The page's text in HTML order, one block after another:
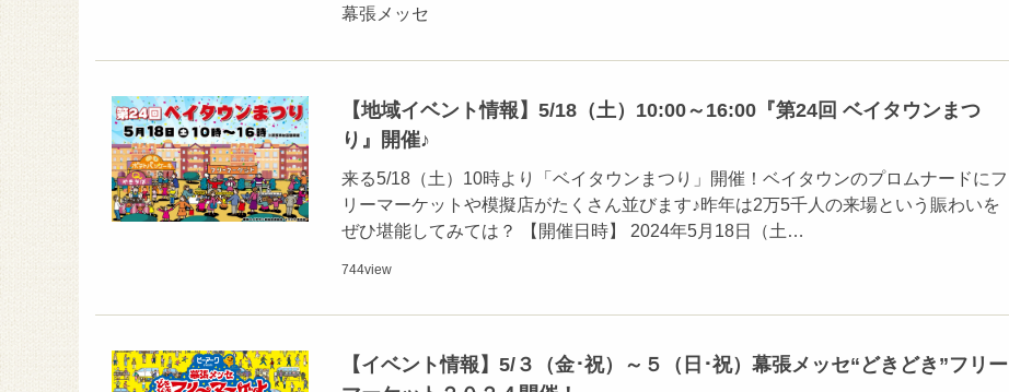
幕張メッセ
【地域イベント情報】5/18（土）10:00～16:00『第24回 ベイタウンまつ
り』開催♪
来る5/18（土）10時より「ベイタウンまつり」開催！ベイタウンのプロムナードにフ
リーマーケットや模擬店がたくさん並びます♪昨年は2万5千人の来場という賑わいを
ぜひ堪能してみては？ 【開催日時】 2024年5月18日（土…
744view
【イベント情報】5/３（金･祝）～５（日･祝）幕張メッセ“どきどき”フリー